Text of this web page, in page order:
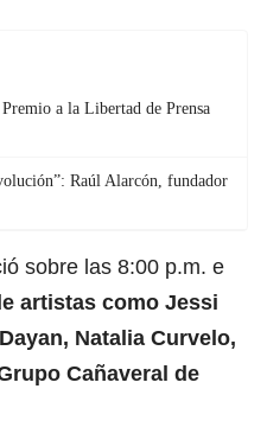
a la Libertad de Prensa
Raúl Alarcón, fundador
sobre las 8:00 p.m. e
artistas como Jessi
Natalia Curvelo,
Cañaveral de